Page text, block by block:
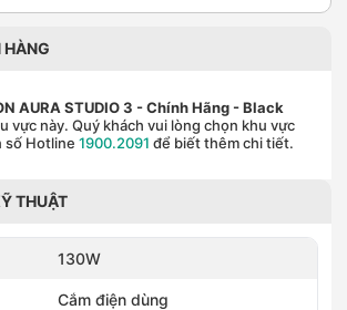
AURA STUDIO 3 - Chính Hãng - Black
vực này. Quý khách vui lòng chọn khu vực
số Hotline 1900.2091 để biết thêm chi tiết.
THUẬT
130W
Cắm điện dùng